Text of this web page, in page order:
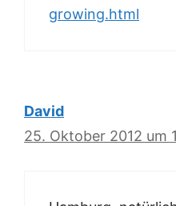
growing.html
David
25. Oktober 2012 um